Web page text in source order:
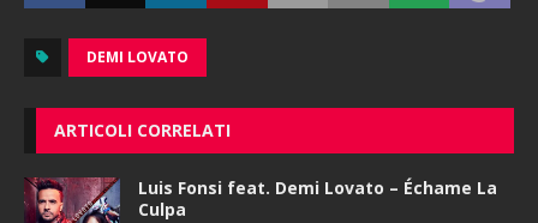
DEMI LOVATO
ARTICOLI CORRELATI
Luis Fonsi feat. Demi Lovato – Échame La
Culpa